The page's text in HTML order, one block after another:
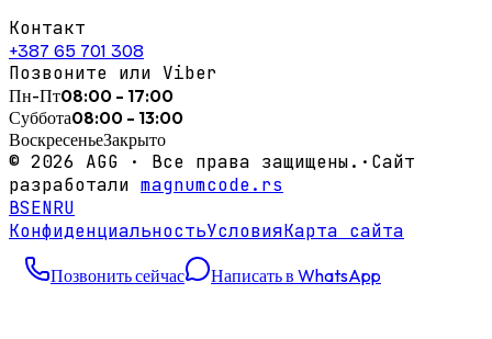
Контакт
+387 65 701 308
Позвоните или Viber
Пн-Пт08:00 - 17:00
Суббота08:00 - 13:00
ВоскресеньеЗакрыто
© 2026 AGG · Все права защищены. · Сайт
разработали magnumcode.rs
BSENRU
КонфиденциальностьУсловияКарта сайта
Позвонить сейчас Написать в WhatsApp